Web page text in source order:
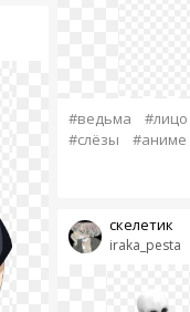
#ведьма
#лицо
#слёзы
#аниме
iraka_pesta
скелетик